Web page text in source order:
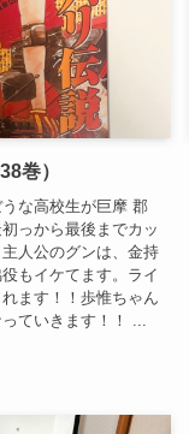
巻）
な高校生が巨摩 郡
っから最後までカッ
人公のグンは、金持
もイケてます。ライ
ます！！歩惟ちゃん
ていきます！！ ...